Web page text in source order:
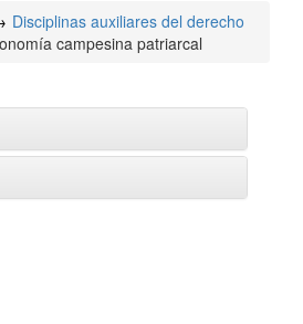
Disciplinas auxiliares del derecho
campesina patriarcal